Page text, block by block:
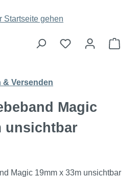
& Versenden
Magic
unsichtbar